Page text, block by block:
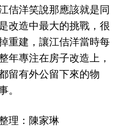
佶洋笑說那應該就是同
改造中最大的挑戰，很
重建，讓江佶洋當時每
年專注在房子改造上，
留有外公留下來的物
。
理：陳家琳